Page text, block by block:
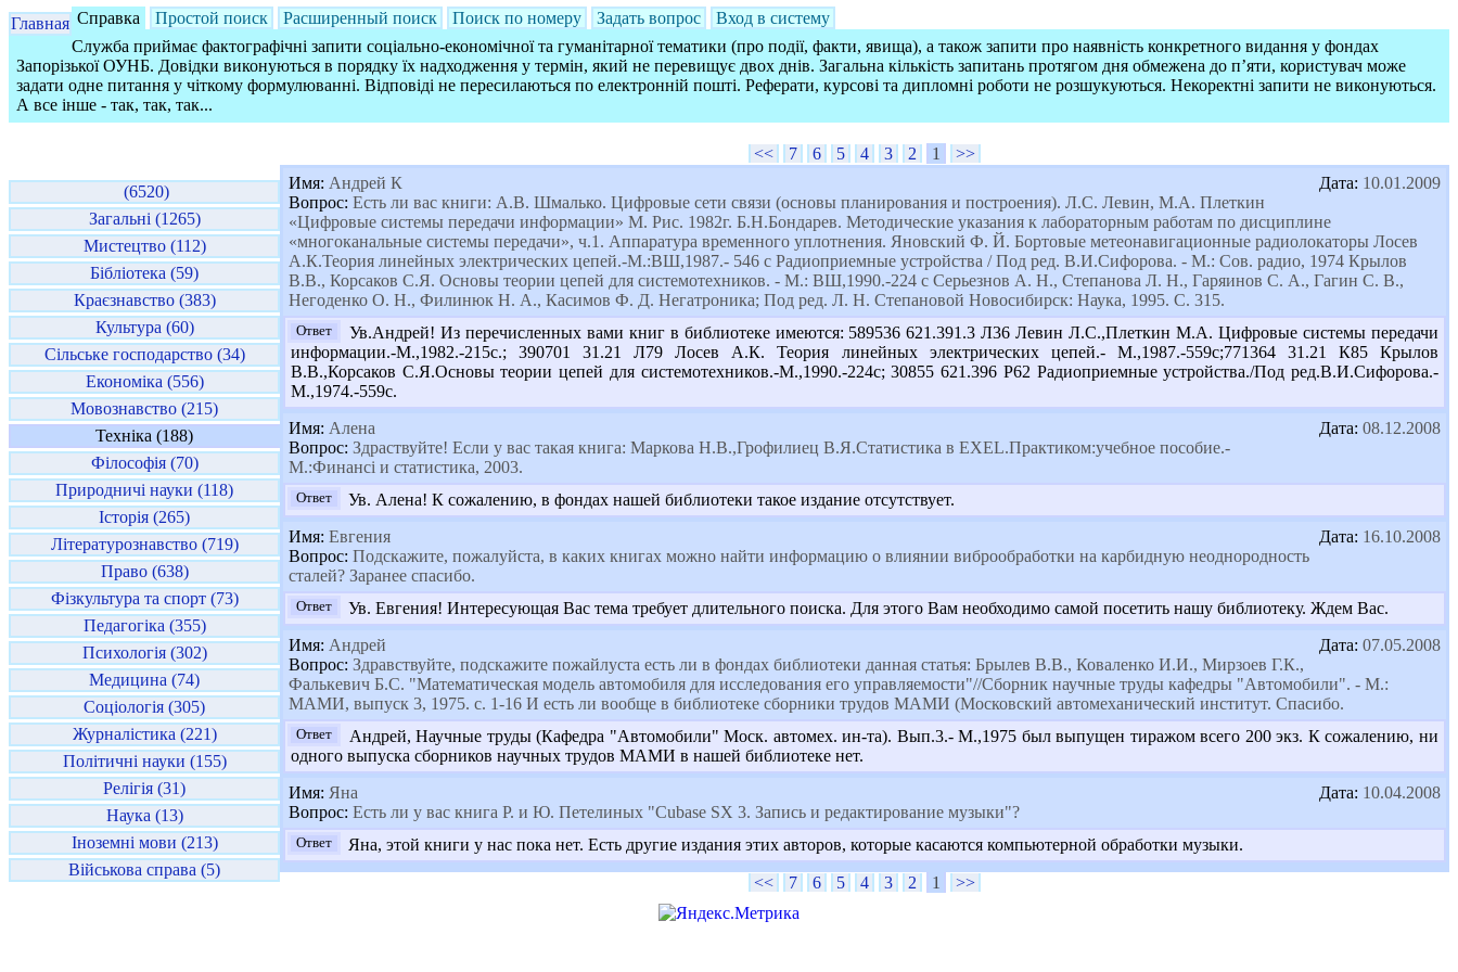
Главная Справка Простой поиск Расширенный поиск Поиск по номеру Задать вопрос
Вход в систему
Служба приймає фактографічні запити соціально-економічної та гуманітарної тематики (про події, факти, явища), а також запити про наявність конкретного видання у фондах
Запорізької ОУНБ. Довідки виконуються в порядку їх надходження у термін, який не перевищує двох днів. Загальна кількість запитань протягом дня обмежена до п’яти, користувач може
задати одне питання у чіткому формулюванні. Відповіді не пересилаються по електронній пошті. Реферати, курсові та дипломні роботи не розшукуються. Некоректні запити не виконуються.
А все інше - так, так, так...
(6520)
Загальні (1265)
Мистецтво (112)
Бібліотека (59)
Краєзнавство (383)
Культура (60)
Сільське господарство (34)
Економіка (556)
Мовознавство (215)
Техніка (188)
Філософія (70)
Природничі науки (118)
Історія (265)
Літературознавство (719)
Право (638)
Фізкультура та спорт (73)
Педагогіка (355)
Психологія (302)
Медицина (74)
Соціологія (305)
Журналістика (221)
Політичні науки (155)
Релігія (31)
Наука (13)
Іноземні мови (213)
Військова справа (5)
<< 7 6 5 4 3 2 1
>>
Дата: 10.01.2009
Имя: Андрей К
Вопрос: Есть ли вас книги: А.В. Шмалько. Цифровые сети связи (основы планирования и построения). Л.С. Левин, М.А. Плеткин
«Цифровые системы передачи информации» М. Рис. 1982г. Б.Н.Бондарев. Методические указания к лабораторным работам по дисциплине
«многоканальные системы передачи», ч.1. Аппаратура временного уплотнения. Яновский Ф. Й. Бортовые метеонавигационные радиолокаторы Лосев
А.К.Теория линейных электрических цепей.-М.:ВШ,1987.- 546 с Радиоприемные устройства / Под ред. В.И.Сифорова. - М.: Сов. радио, 1974 Крылов
В.В., Корсаков С.Я. Основы теории цепей для системотехников. - М.: ВШ,1990.-224 c Серьезнов А. Н., Степанова Л. Н., Гаряинов С. А., Гагин С. В.,
Негоденко О. Н., Филинюк Н. А., Касимов Ф. Д. Негатроника; Под ред. Л. Н. Степановой Новосибирск: Наука, 1995. С. 315.
Ответ
Ув.Андрей! Из перечисленных вами книг в библиотеке имеются: 589536 621.391.3 Л36 Левин Л.С.,Плеткин М.А. Цифровые системы передачи
информации.-М.,1982.-215с.; 390701 31.21 Л79 Лосев А.К. Теория линейных электрических цепей.- М.,1987.-559с;771364 31.21 К85 Крылов
В.В.,Корсаков С.Я.Основы теории цепей для системотехников.-М.,1990.-224с; 30855 621.396 Р62 Радиоприемные устройства./Под ред.В.И.Сифорова.-
М.,1974.-559с.
Дата: 08.12.2008
Имя: Алена
Вопрос: Здраствуйте! Если у вас такая книга: Маркова Н.В.,Грофилиец В.Я.Статистика в EXEL.Практиком:учебное пособие.-
М.:Финансі и статистика, 2003.
Ответ
Ув. Алена! К сожалению, в фондах нашей библиотеки такое издание отсутствует.
Дата: 16.10.2008
Имя: Евгения
Вопрос: Подскажите, пожалуйста, в каких книгах можно найти информацию о влиянии виброобработки на карбидную неоднородность
сталей? Заранее спасибо.
Ответ
Ув. Евгения! Интересующая Вас тема требует длительного поиска. Для этого Вам необходимо самой посетить нашу библиотеку. Ждем Вас.
Дата: 07.05.2008
Имя: Андрей
Вопрос: Здравствуйте, подскажите пожайлуста есть ли в фондах библиотеки данная статья: Брылев В.В., Коваленко И.И., Мирзоев Г.К.,
Фалькевич Б.С. "Математическая модель автомобиля для исследования его управляемости"//Сборник научные труды кафедры "Автомобили". - М.:
МАМИ, выпуск 3, 1975. с. 1-16 И есть ли вообще в библиотеке сборники трудов МАМИ (Московский автомеханический институт. Спасибо.
Ответ
Андрей, Научные труды (Кафедра "Автомобили" Моск. автомех. ин-та). Вып.3.- М.,1975 был выпущен тиражом всего 200 экз. К сожалению, ни
одного выпуска сборников научных трудов МАМИ в нашей библиотеке нет.
Дата: 10.04.2008
Имя: Яна
Вопрос: Есть ли у вас книга Р. и Ю. Петелиных "Cubase SX 3. Запись и редактирование музыки"?
Ответ Яна, этой книги у нас пока нет. Есть другие издания этих авторов, которые касаются компьютерной обработки музыки.
<< 7 6 5 4 3 2 1 >>